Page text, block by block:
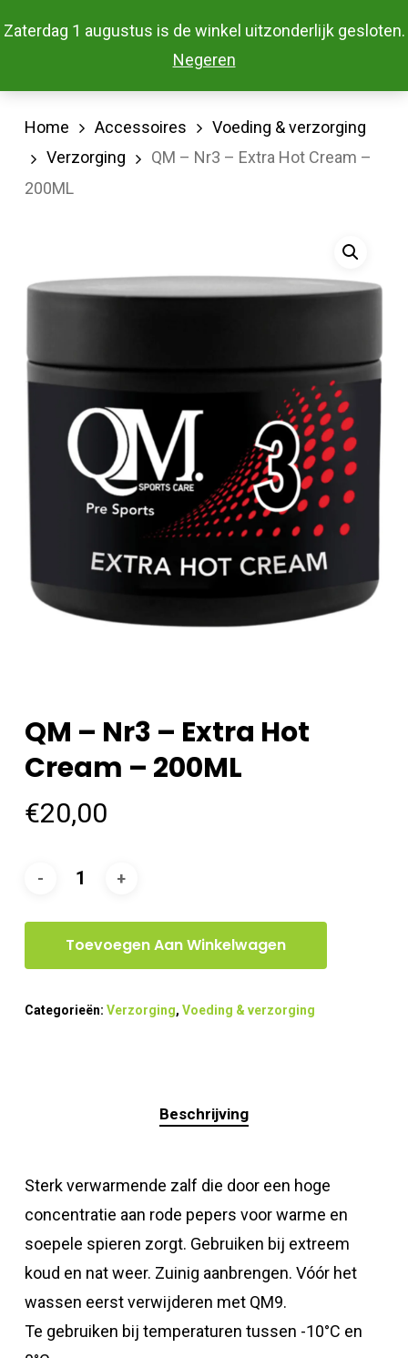
Zaterdag 1 augustus is de winkel uitzonderlijk gesloten.
Negeren
to
Menu
Home Accessoires
Voeding & verzorging
Verzorging
QM – Nr3 – Extra Hot Cream –
200ML
QM – Nr3 – Extra Hot
Cream – 200ML
€20,00
Toevoegen Aan Winkelwagen
Categorieën: Verzorging, Voeding & verzorging
Beschrijving
Sterk verwarmende zalf die door een hoge
concentratie aan rode pepers voor warme en
soepele spieren zorgt. Gebruiken bij extreem
koud en nat weer. Zuinig aanbrengen. Vóór het
wassen eerst verwijderen met QM9.
Te gebruiken bij temperaturen tussen -10°C en
Menu